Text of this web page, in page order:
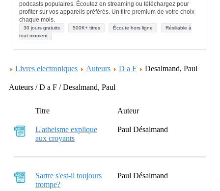
podcasts populaires. Écoutez en streaming ou téléchargez pour
profiter sur vos appareils préférés. Un titre premium de votre choix
chaque mois.
30 jours gratuits 500K+ titres Écoute hors ligne
Résiliable à
tout moment
Livres electroniques Auteurs D a F Desalmand, Paul
Auteurs / D a F / Desalmand, Paul
Titre Auteur
L'atheisme explique
aux croyants
Paul Désalmand
Sartre s'est-il toujours
trompe?
Paul Désalmand